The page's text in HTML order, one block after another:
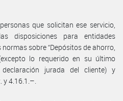
que solicitan ese servicio,
disposiciones para entidades
sobre “Depósitos de ahorro,
lo requerido en su último
jurada del cliente) y
4.16.1.–.